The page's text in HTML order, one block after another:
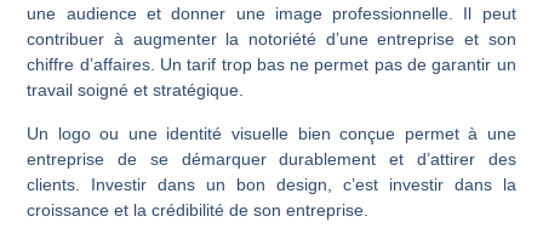
une audience et donner une image professionnelle. Il peut
contribuer à augmenter la notoriété d’une entreprise et son
chiffre d’affaires. Un tarif trop bas ne permet pas de garantir un
travail soigné et stratégique.
Un logo ou une identité visuelle bien conçue permet à une
entreprise de se démarquer durablementet d’attirer des
clients. Investir dans un bon design, c’est investir dans la
croissance et la crédibilité de son entreprise.